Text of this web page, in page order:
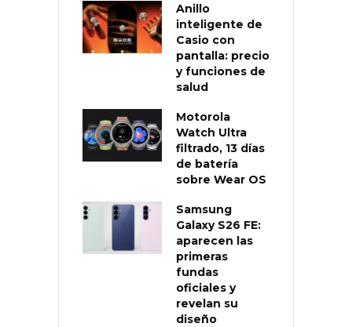
Anillo
inteligente de
Casio con
pantalla: precio
y funciones de
salud
Motorola
Watch Ultra
filtrado, 13 días
de batería
sobre Wear OS
Samsung
Galaxy S26 FE:
aparecen las
primeras
fundas
oficiales y
revelan su
diseño